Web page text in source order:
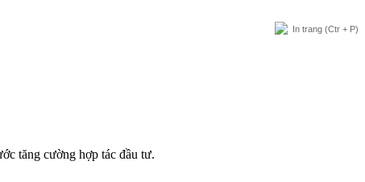
In trang (Ctr + P)
tăng cường hợp tác đầu tư.